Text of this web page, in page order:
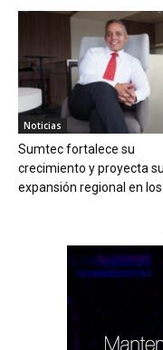
Noticias
Sumtec fortalece su
crecimiento y proyecta su
expansión regional en